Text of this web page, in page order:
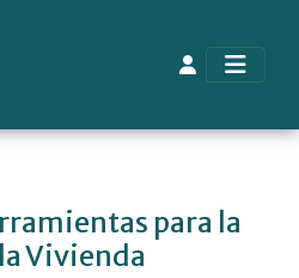
para la
Vivienda